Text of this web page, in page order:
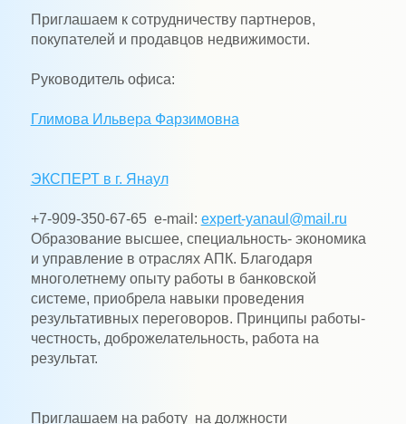
Приглашаем к сотрудничеству партнеров,
покупателей и продавцов недвижимости.
Руководитель офиса:
Глимова Ильвера Фарзимовна
ЭКСПЕРТ в г. Янаул
+7-909-350-67-65 e-mail: expert-yanaul@mail.ru
Образование высшее, специальность- экономика
и управление в отраслях АПК. Благодаря
многолетнему опыту работы в банковской
системе, приобрела навыки проведения
результативных переговоров. Принципы работы-
честность, доброжелательность, работа на
результат.
Приглашаем на работу на должности